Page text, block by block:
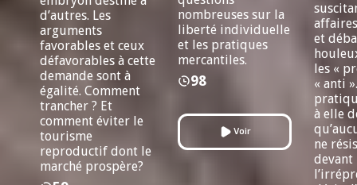
d’autres. Les
arguments
favorables et ceux
défavorables à cette
demande sont à
égalité. Comment
trancher ? Et
comment éviter le
tourisme
reproductif dont le
marché prospère?
nombreuses sur la
liberté individuelle
et les pratiques
mercantiles.
98
Voir
et
les «
« anti
à elle
ne
devant